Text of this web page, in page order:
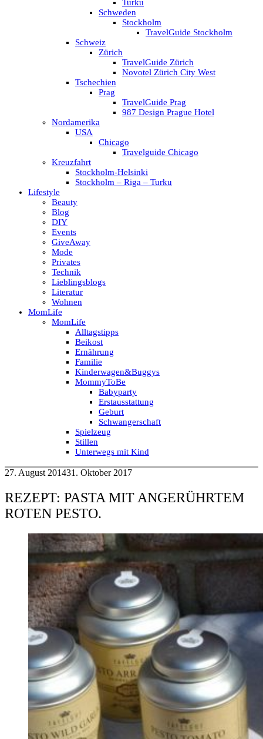
Turku
Schweden
Stockholm
TravelGuide Stockholm
Schweiz
Zürich
TravelGuide Zürich
Novotel Zürich City West
Tschechien
Prag
TravelGuide Prag
987 Design Prague Hotel
Nordamerika
USA
Chicago
Travelguide Chicago
Kreuzfahrt
Stockholm-Helsinki
Stockholm – Riga – Turku
Lifestyle
Beauty
Blog
DIY
Events
GiveAway
Mode
Privates
Technik
Lieblingsblogs
Literatur
Wohnen
MomLife
MomLife
Alltagstipps
Beikost
Ernährung
Familie
Kinderwagen&Buggys
MommyToBe
Babyparty
Erstausstattung
Geburt
Schwangerschaft
Spielzeug
Stillen
Unterwegs mit Kind
27. August 201431. Oktober 2017
REZEPT: PASTA MIT ANGERÜHRTEM
ROTEN PESTO.